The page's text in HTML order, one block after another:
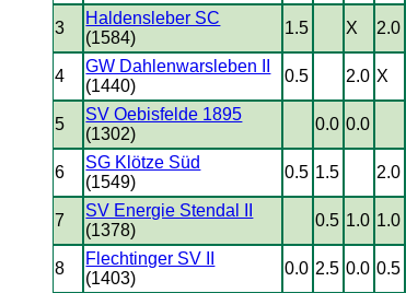
3
Haldensleber SC
(1584)
1.5 X 2.0
4
GW Dahlenwarsleben II
(1440)
0.5 2.0 X
5
SV Oebisfelde 1895
(1302)
0.0 0.0
6
SG Klötze Süd
(1549)
0.5 1.5 2.0
7
SV Energie Stendal II
(1378)
0.5 1.0 1.0
8
Flechtinger SV II
(1403)
0.0 2.5 0.0 0.5